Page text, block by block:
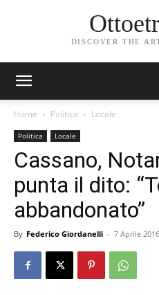
DISCOVER THE
Home Politica Locale
Politica Locale
Cassano,
punta il dito:
abbandonato”
By Federico Giordanelli - 7 Aprile 2016